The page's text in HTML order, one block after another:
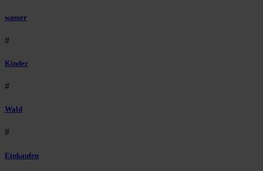
wasser
#
Kinder
#
Wald
#
Einkaufen